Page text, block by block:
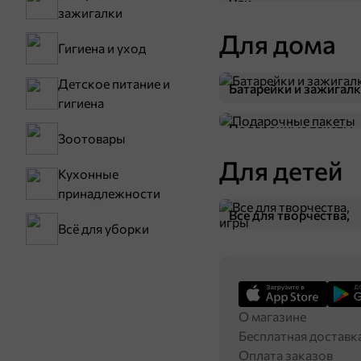
36,99 ₽ 85 г
В корзину
зажигалки
Гигиена и уход
Детское питание и
гигиена
Зоотовары
Кухонные
принадлежности
Всё для уборки
Для дома
Батарейки и
Подарочные пакеты
Для детей
Все для творчества,
игры
О магазине
Бесплатная
Оплата заказов